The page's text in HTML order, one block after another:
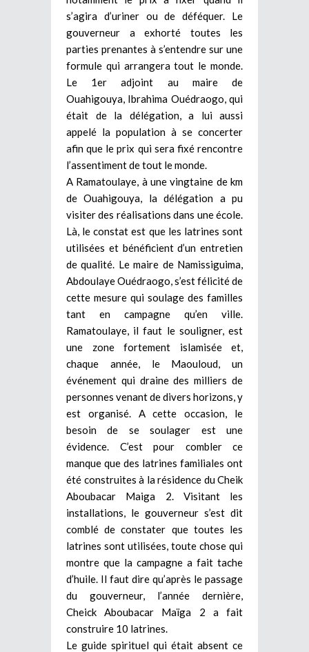
s’agira d’uriner ou de déféquer. Le
gouverneur a exhorté toutes les
parties prenantes à s’entendre sur une
formule qui arrangera tout le monde.
Le 1er adjoint au maire de
Ouahigouya, Ibrahima Ouédraogo, qui
était de la délégation, a lui aussi
appelé la population à se concerter
afin que le prix qui sera fixé rencontre
l’assentiment de tout le monde.
A Ramatoulaye, à une vingtaine de km
de Ouahigouya, la délégation a pu
visiter des réalisations dans une école.
Là, le constat est que les latrines sont
utilisées et bénéficient d’un entretien
de qualité. Le maire de Namissiguima,
Abdoulaye Ouédraogo, s’est félicité de
cette mesure qui soulage des familles
tant en campagne qu’en ville.
Ramatoulaye, il faut le souligner, est
une zone fortement islamisée et,
chaque année, le Maouloud, un
événement qui draine des milliers de
personnes venant de divers horizons, y
est organisé. A cette occasion, le
besoin de se soulager est une
évidence. C’est pour combler ce
manque que des latrines familiales ont
été construites à la résidence du Cheik
Aboubacar Maiga 2. Visitant les
installations, le gouverneur s’est dit
comblé de constater que toutes les
latrines sont utilisées, toute chose qui
montre que la campagne a fait tache
d’huile. Il faut dire qu’après le passage
du gouverneur, l’année dernière,
Cheick Aboubacar Maïga 2 a fait
construire 10 latrines.
Le guide spirituel qui était absent ce